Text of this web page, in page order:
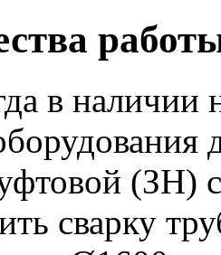
в наличии
(ЗН)
сварку